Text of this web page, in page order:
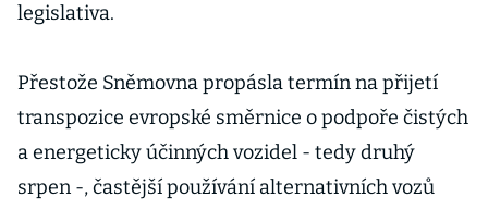
legislativa.
Přestože Sněmovna propásla termín na přijetí
transpozice evropské směrnice o podpoře čistých
a energeticky účinných vozidel - tedy druhý
srpen -, častější používání alternativních vozů